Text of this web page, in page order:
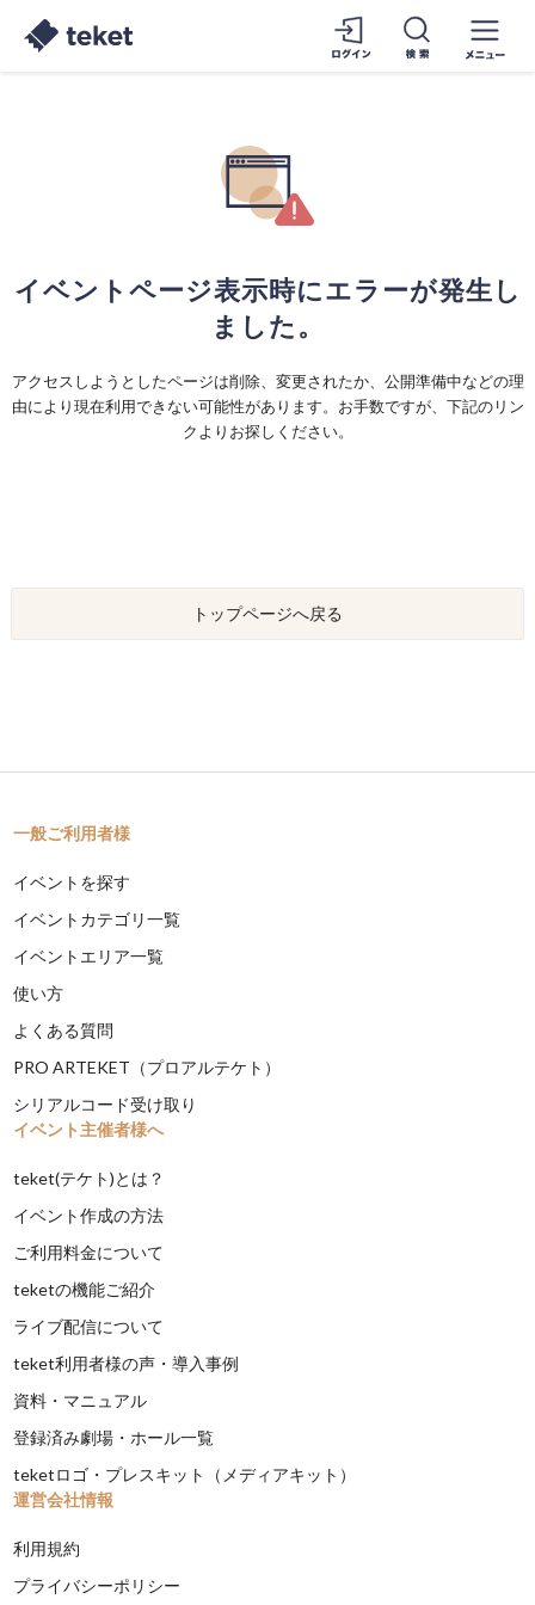
イベントページ表示時にエラーが発生し
ました。
アクセスしようとしたページは削除、変更されたか、公開準備中などの理
由により現在利用できない可能性があります。お手数ですが、下記のリン
クよりお探しください。
トップページへ戻る
一般ご利用者様
イベントを探す
イベントカテゴリ一覧
イベントエリア一覧
使い方
よくある質問
PRO ARTEKET（プロアルテケト）
シリアルコード受け取り
イベント主催者様へ
teket(テケト)とは？
イベント作成の方法
ご利用料金について
teketの機能ご紹介
ライブ配信について
teket利用者様の声・導入事例
資料・マニュアル
登録済み劇場・ホール一覧
teketロゴ・プレスキット（メディアキット）
運営会社情報
利用規約
プライバシーポリシー